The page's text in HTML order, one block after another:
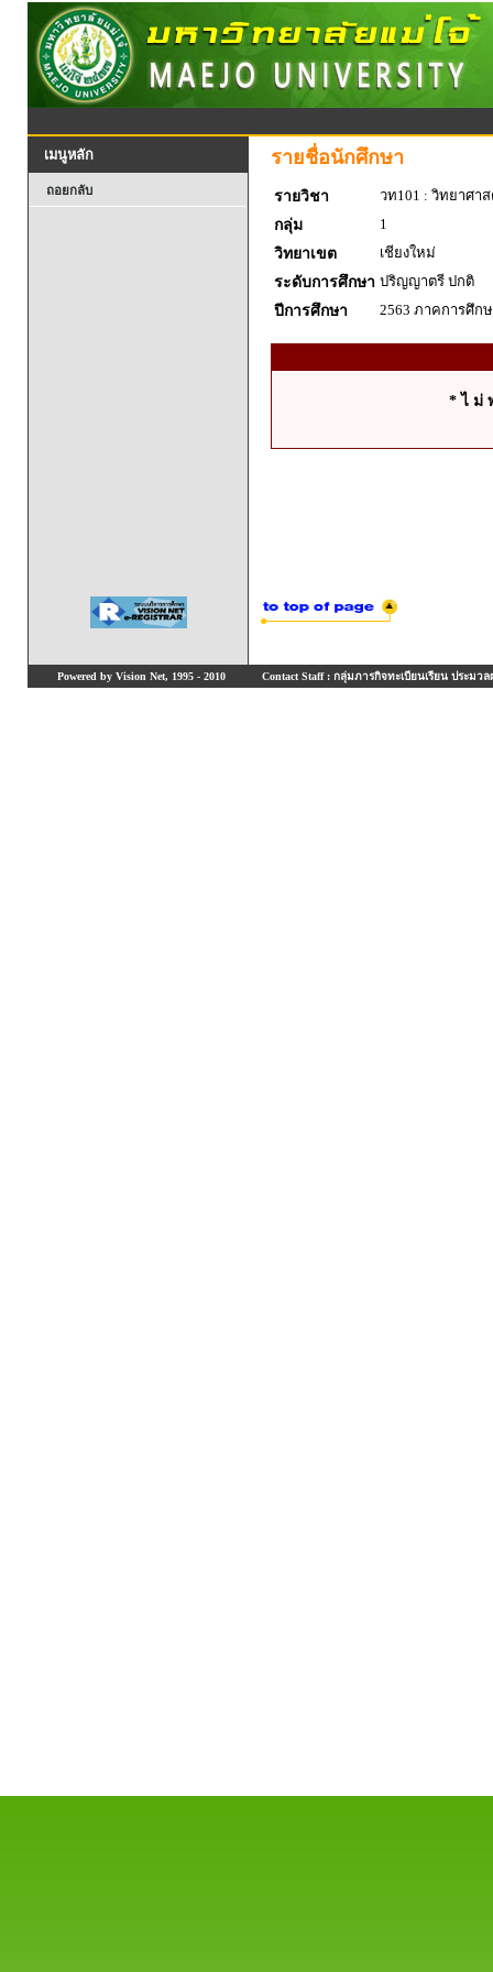
เมนูหลัก
ถอยกลับ
รายชื่อนักศึกษา
รายวิชา
วท101 : วิทยาศา
กลุ่ม
1
วิทยาเขต
เชียงใหม่
ระดับการศึกษา ปริญญาตรี ปกติ
ปีการศึกษา
2563 ภาคการศึก
* ไ ม่
Powered by Vision Net, 1995 - 2010 Contact Staff : กลุ่มภารกิจทะเบียนเรียน ประมวล